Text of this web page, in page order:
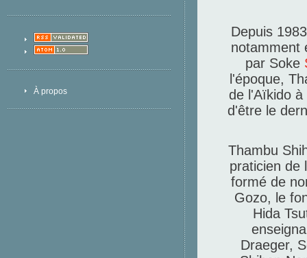
À propos
Depuis
notamment
par Soke
l'époque,
de l'Aïkido à
d'être le
Thambu
praticien de
formé de
Gozo, le
Hida
Draeger,